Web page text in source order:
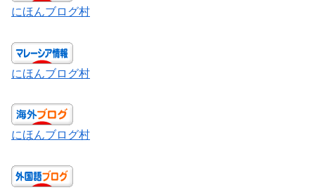
にほんブログ村
にほんブログ村
にほんブログ村